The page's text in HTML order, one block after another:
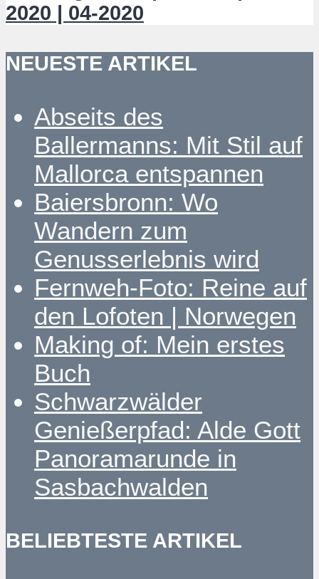
2020 | 04-2020
NEUESTE ARTIKEL
Abseits des
Ballermanns: Mit Stil auf
Mallorca entspannen
Baiersbronn: Wo
Wandern zum
Genusserlebnis wird
Fernweh-Foto: Reine auf
den Lofoten | Norwegen
Making of: Mein erstes
Buch
Schwarzwälder
Genießerpfad: Alde Gott
Panoramarunde in
Sasbachwalden
BELIEBTESTE ARTIKEL